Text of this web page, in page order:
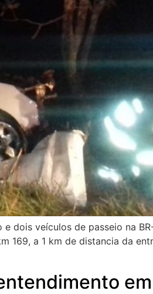
dois veículos de passeio na
169, a 1 km de distancia da